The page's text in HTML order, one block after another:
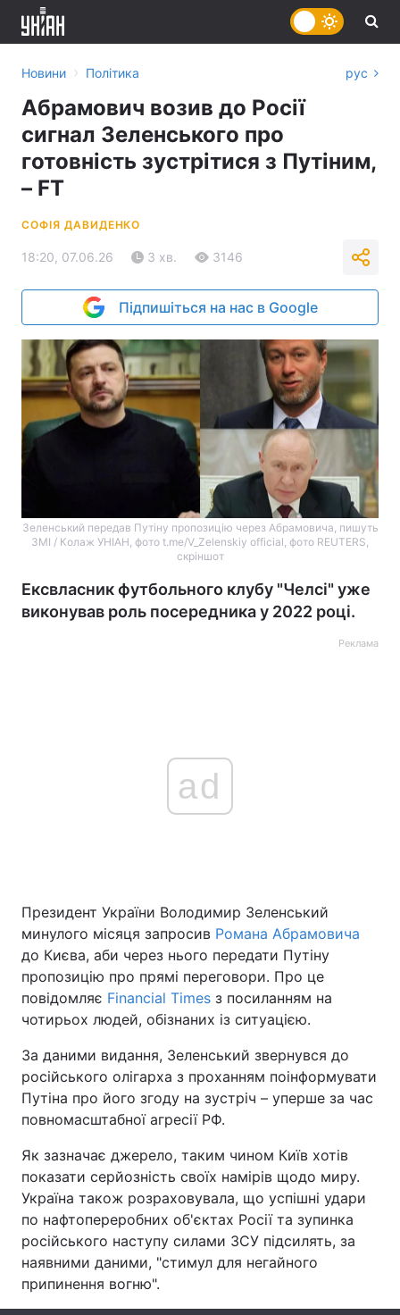
Україна Політика
Економіка Світ
Спорт Наука
Зброя Інциденти
Туризм
Цікавинки Погода
Екологія
Лонгріди
Відео з Youtube
Новини › Політика рус
Абрамович возив до Росії
сигнал Зеленського про
готовність зустрітися з Путіним,
– FT
СОФІЯ ДАВИДЕНКО
18:20, 07.06.26 3 хв. 3146
Підпишіться на нас в Google
Зеленський передав Путіну пропозицію через Абрамовича, пишуть
ЗМІ / Колаж УНІАН, фото t.me/V_Zelenskiy official, фото REUTERS,
скріншот
Ексвласник футбольного клубу "Челсі" уже
виконував роль посередника у 2022 році.
Реклама
ad
Президент України Володимир Зеленський
минулого місяця запросив Романа Абрамовича
до Києва, аби через нього передати Путіну
пропозицію про прямі переговори. Про це
повідомляє Financial Times з посиланням на
чотирьох людей, обізнаних із ситуацією.
За даними видання, Зеленський звернувся до
російського олігарха з проханням поінформувати
Путіна про його згоду на зустріч – уперше за час
повномасштабної агресії РФ.
Як зазначає джерело, таким чином Київ хотів
показати серйозність своїх намірів щодо миру.
Україна також розраховувала, що успішні удари
по нафтопереробних об'єктах Росії та зупинка
російського наступу силами ЗСУ підсилять, за
наявними даними, "стимул для негайного
припинення вогню".